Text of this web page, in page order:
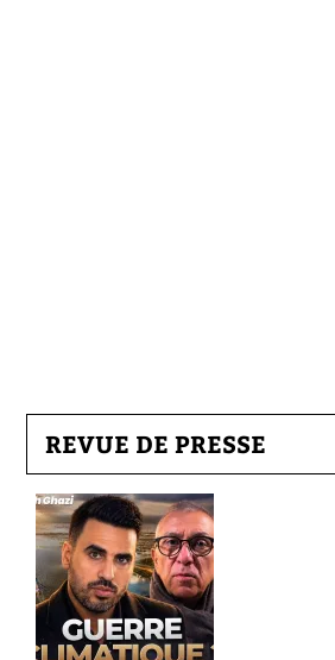
REVUE DE PRESSE